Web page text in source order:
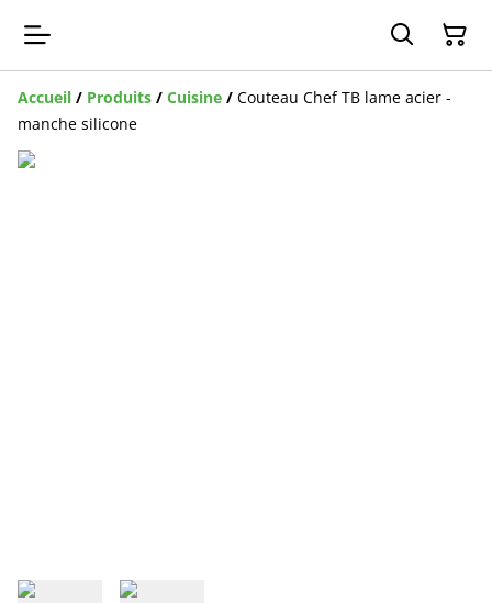
Accueil / Produits / Cuisine / Couteau Chef TB lame acier -
manche silicone